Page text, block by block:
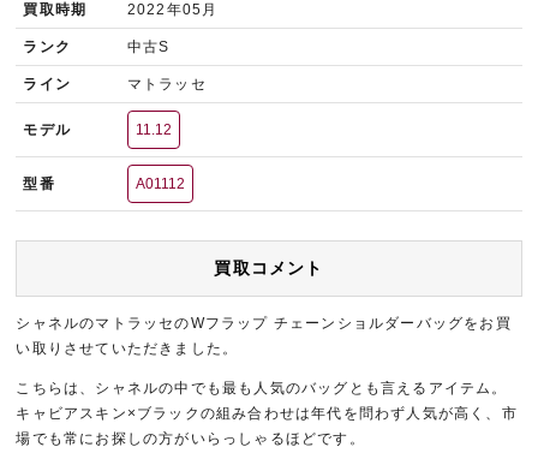
買取時期 2022年05月
ランク 中古S
ライン マトラッセ
モデル 11.12
型番 A01112
買取コメント
シャネルのマトラッセのWフラップ チェーンショルダーバッグをお買
い取りさせていただきました。
こちらは、シャネルの中でも最も人気のバッグとも言えるアイテム。
キャビアスキン×ブラックの組み合わせは年代を問わず人気が高く、市
場でも常にお探しの方がいらっしゃるほどです。